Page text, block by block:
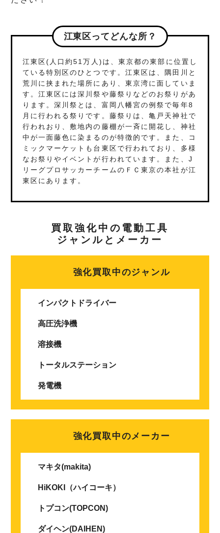
江東区ってどんな所？
江東区(人口約51万人)は、東京都の東部に位置し
ている特別区のひとつです。江東区は、隅田川と
荒川に挟まれた場所にあり、東京湾に面していま
す。江東区には深川祭や藤祭りなどのお祭りがあ
ります。深川祭とは、富岡八幡宮の例祭で毎年8
月に行われる祭りです。藤祭りは、亀戸天神社で
行われおり、敷地内の藤棚が一斉に開花し、神社
中が一面藤色に染まるのが特徴的です。また、コ
ミックマーケットも台東区で行われており、多様
なお祭りやイベントが行われています。また、J
リーグプロサッカーチームのＦＣ東京の本社が江
東区にあります。
買取強化中の電動工具
ジャンルとメーカー
強化買取中のジャンル
インパクトドライバー
高圧洗浄機
溶接機
トータルステーション
発電機
強化買取中のメーカー
マキタ(makita)
HiKOKI（ハイコーキ）
トプコン(TOPCON)
ダイヘン(DAIHEN)